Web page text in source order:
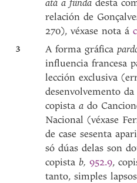
atá a fiinda desta
relación de
270), véxase nota á
3 A forma gráfica
influencia francesa
lección exclusiva
desenvolvemento
copistaa do
Nacional (véxase
de case sesenta
só dúas delas son
copistab, 952.9,
tanto, simples